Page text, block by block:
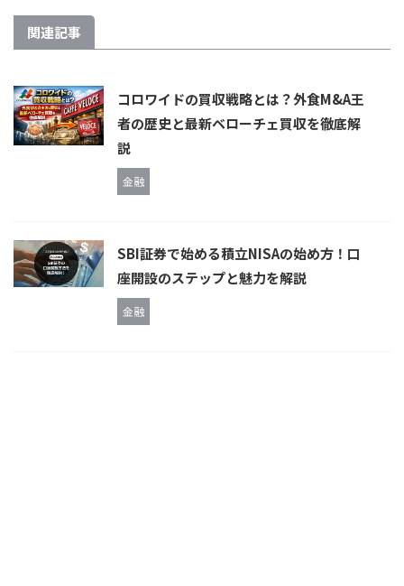
関連記事
コロワイドの買収戦略とは？外食M&A王
者の歴史と最新ベローチェ買収を徹底解
説
金融
SBI証券で始める積立NISAの始め方！口
座開設のステップと魅力を解説
金融